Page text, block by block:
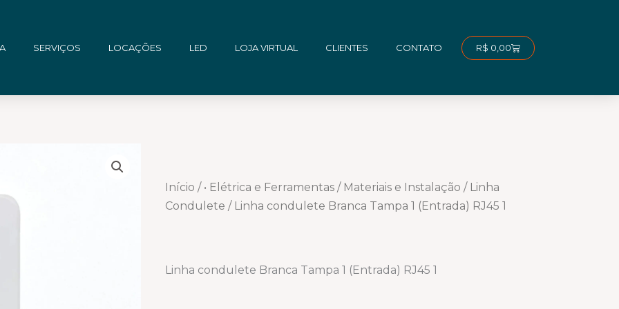
SERVIÇOS LOCAÇÕES LED LOJA VIRTUAL CLIENTES CONTATO R$ 0,00Carrinho
Início / • Elétrica e Ferramentas / Materiais e Instalação / Linha
Condulete / Linha condulete Branca Tampa 1 (Entrada) RJ45 1
Linha condulete Branca Tampa 1 (Entrada) RJ45 1